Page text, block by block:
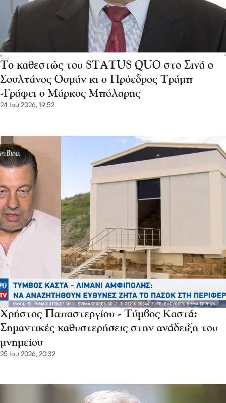
Το καθεστώς του STATUS QUO στο Σινά ο
Σουλτάνος Οσμάν κι ο Πρόεδρος Τράμπ
-Γράφει ο Μάρκος Μπόλαρης
24 Ιου 2026, 19:52
Χρήστος Παπαστεργίου - Τύμβος Καστά:
Σημαντικές καθυστερήσεις στην ανάδειξη του
μνημείου
25 Ιου 2026, 20:32